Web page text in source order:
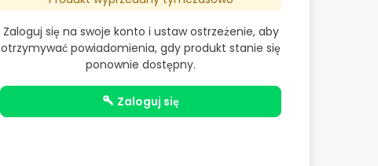
Zaloguj się na swoje konto i ustaw ostrzeżenie, aby
otrzymywać powiadomienia, gdy produkt stanie się
ponownie dostępny.
zaloguj się